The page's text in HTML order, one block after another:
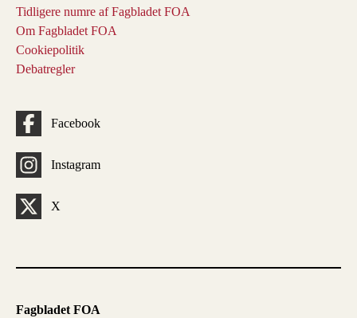
Fagbladet FOA
Tidligere numre af Fagbladet FOA
Om Fagbladet FOA
Cookiepolitik
Debatregler
Facebook
Instagram
X